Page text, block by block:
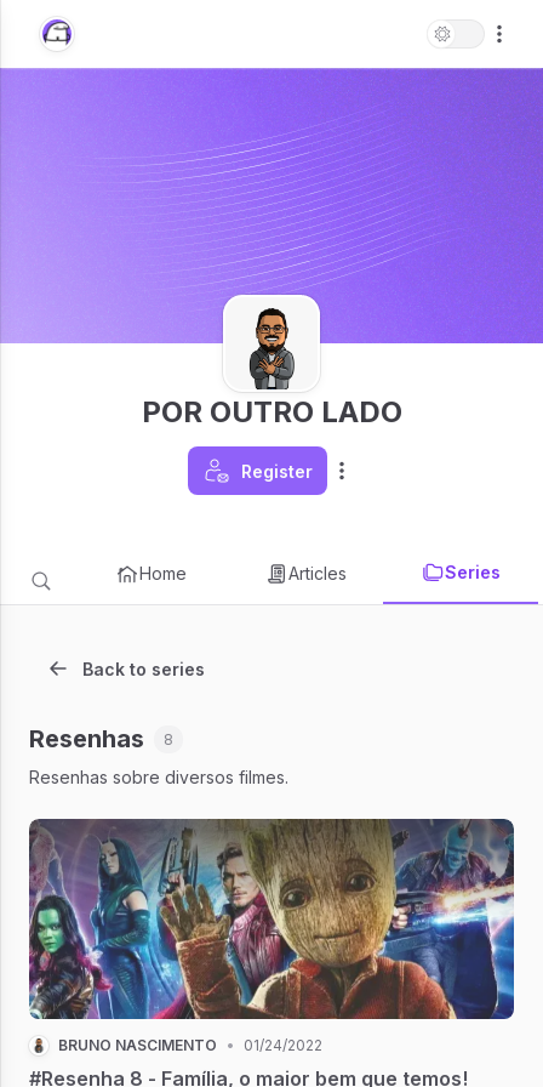
POR OUTRO LADO
Register
Home Articles Series
Back to series
Resenhas 8
Resenhas sobre diversos filmes.
BRUNO NASCIMENTO • 01/24/2022
#Resenha 8 - Família, o maior bem que temos!